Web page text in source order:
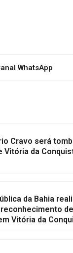
WhatsApp
Cravo será
Vitória da
da Bahia
de
Vitória da